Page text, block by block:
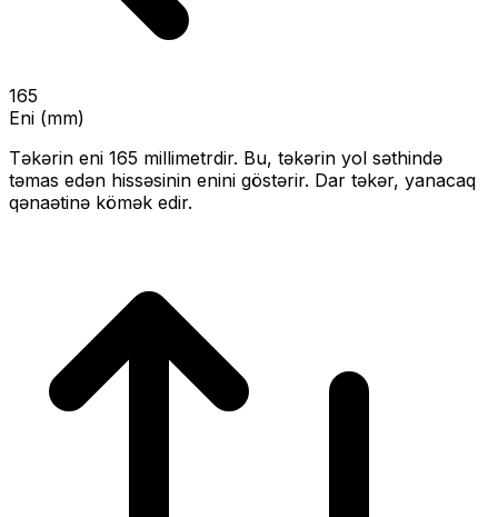
165
Eni (mm)
Təkərin eni 165 millimetrdir. Bu, təkərin yol səthində
təmas edən hissəsinin enini göstərir. Dar təkər, yanacaq
qənaətinə kömək edir.